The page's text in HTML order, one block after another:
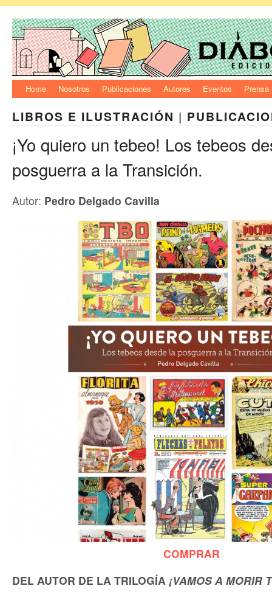
Home Nosotros Publicaciones Autores Eventos Prensa
LIBROS E ILUSTRACIÓN |
¡Yo quiero un tebeo! Los tebeos
posguerra a la Transición.
Autor: Pedro Delgado Cavilla
COMPRAR
DEL AUTOR DE LA TRILOGÍA ¡VAMOS A MORIR